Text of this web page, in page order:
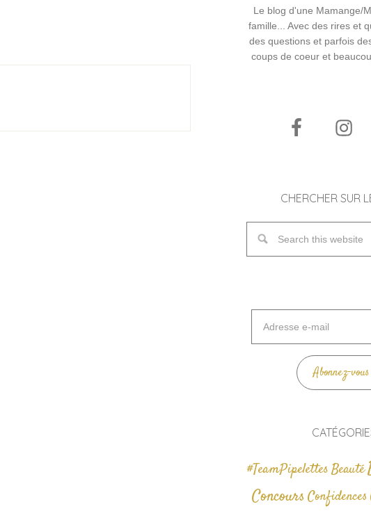
Le blog d'une Mamange/
famille... Avec des rires et
des questions et parfois
coups de coeur et
CHERCHER SUR
mail
Abonnez-
#TeamPipelettesBeauté
ConcoursConfidences